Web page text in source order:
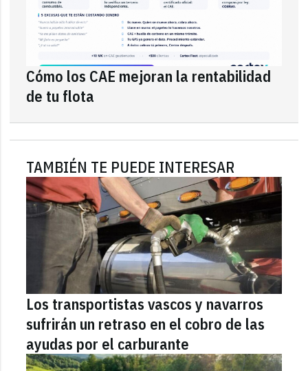
Cómo los CAE mejoran la rentabilidad
de tu flota
TAMBIÉN TE PUEDE INTERESAR
Los transportistas vascos y navarros
sufrirán un retraso en el cobro de las
ayudas por el carburante